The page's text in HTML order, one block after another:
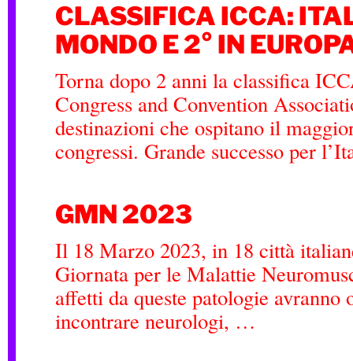
CLASSIFICA ICCA:
MONDO E 2° IN
Torna dopo 2 anni la classifica
Congress and Convention
destinazioni che ospitano il
congressi. Grande successo per
GMN 2023
Il 18 Marzo 2023, in 18 città
Giornata per le Malattie
affetti da queste patologie avranno
incontrare neurologi, …